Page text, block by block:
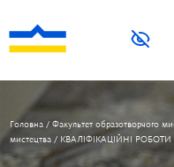
Головна / Факультет образотворчого
мистецтва / КВАЛІФІКАЦІЙНІ РОБОТИ